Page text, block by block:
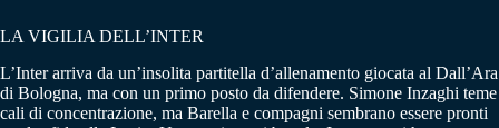
LA VIGILIA DELL’INTER
L’Inter arriva da un’insolita partitella d’allenamento giocata al Dall’Ara
di Bologna, ma con un primo posto da difendere. Simone Inzaghi teme
cali di concentrazione, ma Barella e compagni sembrano essere pronti